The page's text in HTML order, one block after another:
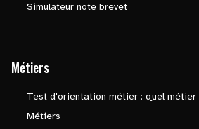
Simulateur note brevet
Métiers
Test d'orientation métier : quel
Métiers